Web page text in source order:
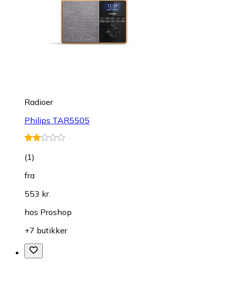
Radioer
Philips TAR5505
(1)
fra
553 kr.
hos Proshop
+7 butikker